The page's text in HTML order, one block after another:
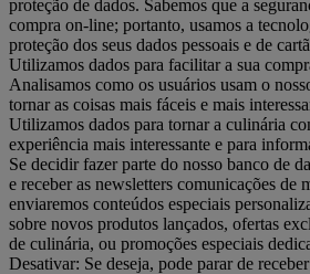
proteção de dados. Sabemos que a
compra on-line; portanto, usamos a
proteção dos seus dados pessoais e de
Utilizamos dados para facilitar a sua
Analisamos como os usuários usam o
tornar as coisas mais fáceis e mais
Utilizamos dados para tornar a culinária
experiência mais interessante e para
Se decidir fazer parte do nosso banco de
e receber as newsletters comunicações de
enviaremos conteúdos especiais
sobre novos produtos lançados, ofertas
de culinária, ou promoções especiais
Desativar: Se deseja, pode parar de